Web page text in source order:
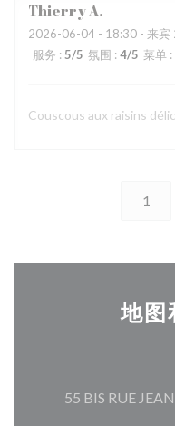
ThierryA
2026-06-04 - 18:30 - 来宾
服务 : 5/5 氛围 : 4/5 菜单 :
Couscous aux raisins
1
地图
55 BIS RUE